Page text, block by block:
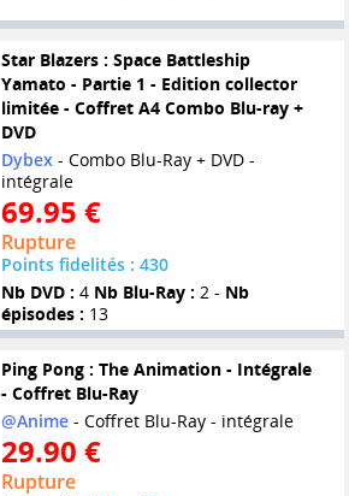
Star Blazers : Space Battleship
Yamato - Partie 1 - Edition collector
limitée - Coffret A4 Combo Blu-ray +
DVD
Dybex - Combo Blu-Ray + DVD -
intégrale
69.95 €
Rupture
Points fidelités : 430
Nb DVD : 4 Nb Blu-Ray : 2 - Nb
épisodes : 13
Ping Pong : The Animation - Intégrale
- Coffret Blu-Ray
@Anime- Coffret Blu-Ray - intégrale
29.90 €
Rupture